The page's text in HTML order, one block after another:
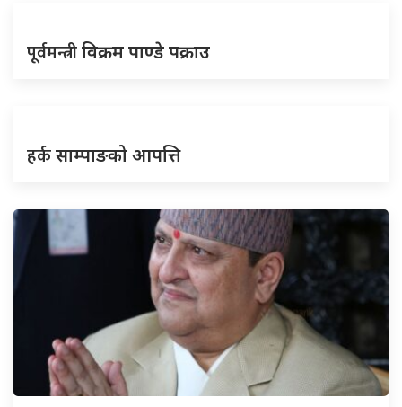
पूर्वमन्त्रीविक्रम पाण्डे पक्राउ
हर्कसाम्पाङको आपत्ति